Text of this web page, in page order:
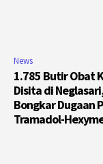
News
1.785 Butir Obat
Disita di
Bongkar Dugaan
Tramadol-